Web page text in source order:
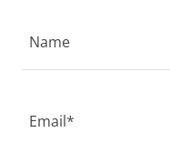
Name
Email*